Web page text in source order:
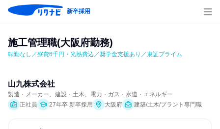
新卒採用
施工管理職(大阪府勤務)
転勤なし／寮費6千円・光熱費込／奨学金支援あり／東証プライム
山九株式会社
製造・メーカー、建設・土木、電力・ガス・水道・エネルギー
正社員
27年卒 新卒採用 大阪府 建築/土木/プラント専門職